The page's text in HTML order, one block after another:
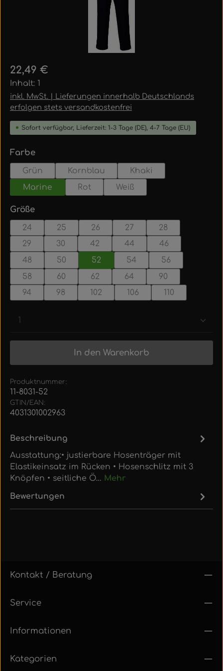
Regulärer Preis:
22,49 €
Inhalt: 1
inkl. MwSt. | Lieferungen innerhalb Deutschlands
erfolgen stets versandkostenfrei
Sofort verfügbar, Lieferzeit: 1-3 Tage (DE), 4-7 Tage (EU)
Farbeauswählen
Grün Kornblau
Khaki
Marine
Rot Weiß
Größeauswählen
24 25 26 27
28
29
30 42 44
46
48
50 52 54
56
58
60 62 64
90
94
98 102 106 110
Produkt Anzahl: Gib den gewünschten Wert
In den Warenkorb
Produktnummer:
11-8031-52
GTIN/EAN:
4031301002963
Beschreibung
Ausstattung:• justierbare Hosenträger mit
Elastikeinsatz im Rücken • Hosenschlitz mit 3
Knöpfen • seitliche Ö… Mehr
Bewertungen
Kontakt / Beratung
Service
Informationen
Kategorien